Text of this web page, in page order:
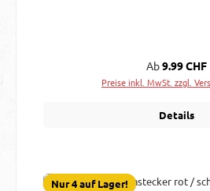
Regulärer
Ab9.99 CHF
Preise inkl. MwSt. zzgl.
Details
Nur 4 auf Lager!